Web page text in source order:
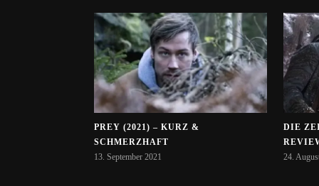
PREY (2021) – KURZ &
SCHMERZHAFT
13. September 2021
DIE
24.